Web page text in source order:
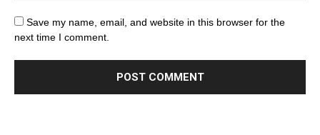
Save my name, email, and website in this browser for the
next time I comment.